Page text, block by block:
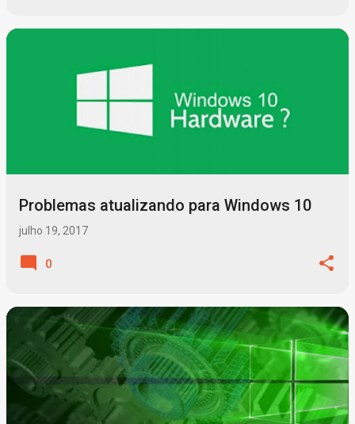
Problemas atualizando para Windows 10
julho 19, 2017
0